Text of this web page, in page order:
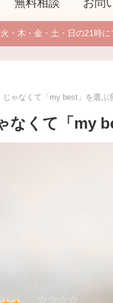
無料相談 お問
火・木・金・土・日の21時
ゃなくて「my best」を選ぶ
なくて「my